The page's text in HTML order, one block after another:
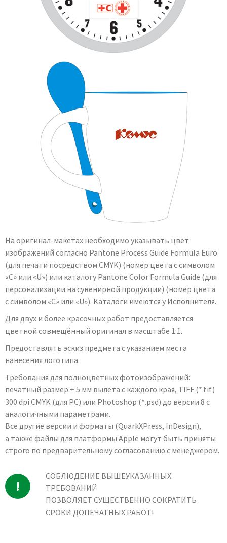
На оригинал-макетах необходимо указывать цвет
изображений согласно Pantone Process Guide Formula Euro
(для печати посредством CMYK) (номер цвета с символом
«С» или «U») или каталогу Pantone Color Formula Guide (для
персонализации на сувенирной продукции) (номер цвета
с символом «С» или «U»). Каталоги имеются у Исполнителя.
Для двух и более красочных работ предоставляется
цветной совмещённый оригинал в масштабе 1:1.
Предоставлять эскиз предмета с указанием места
нанесения логотипа.
Требования для полноцветных фотоизображений:
печатный размер + 5 мм вылета с каждого края, TIFF (*.tif)
300 dpi CMYK (для PC) или Photoshop (*.psd) до версии 8 с
аналогичными параметрами.
Все другие версии и форматы (QuarkXPress, InDesign),
а также файлы для платформы Apple могут быть приняты
строго по предварительному согласованию с менеджером.
СОБЛЮДЕНИЕ ВЫШЕУКАЗАННЫХ
ТРЕБОВАНИЙ
ПОЗВОЛЯЕТ СУЩЕСТВЕННО СОКРАТИТЬ
СРОКИ ДОПЕЧАТНЫХ РАБОТ!